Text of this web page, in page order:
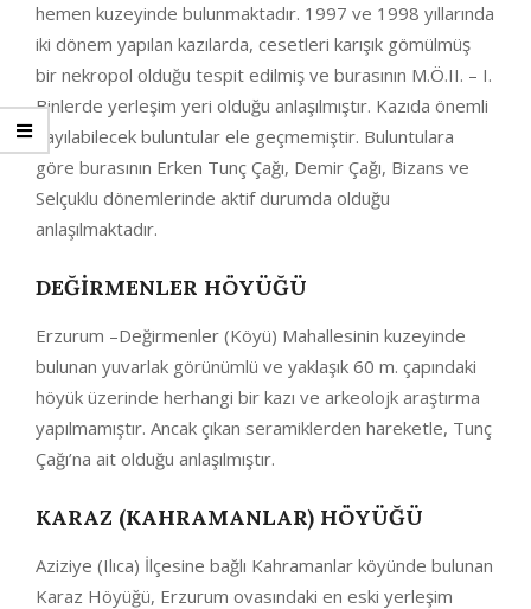
hemen kuzeyinde bulunmaktadır. 1997 ve 1998 yıllarında
iki dönem yapılan kazılarda, cesetleri karışık gömülmüş
bir nekropol olduğu tespit edilmiş ve burasının M.Ö.II. – I.
Binlerde yerleşim yeri olduğu anlaşılmıştır. Kazıda önemli
sayılabilecek buluntular ele geçmemiştir. Buluntulara
göre burasının Erken Tunç Çağı, Demir Çağı, Bizans ve
Selçuklu dönemlerinde aktif durumda olduğu
anlaşılmaktadır.
DEĞIRMENLER HÖYÜĞÜ
Erzurum –Değirmenler (Köyü) Mahallesinin kuzeyinde
bulunan yuvarlak görünümlü ve yaklaşık 60 m. çapındaki
höyük üzerinde herhangi bir kazı ve arkeolojk araştırma
yapılmamıştır. Ancak çıkan seramiklerden hareketle, Tunç
Çağı’na ait olduğu anlaşılmıştır.
KARAZ (KAHRAMANLAR) HÖYÜĞÜ
Aziziye (Ilıca) İlçesine bağlı Kahramanlar köyünde bulunan
Karaz Höyüğü, Erzurum ovasındaki en eski yerleşim